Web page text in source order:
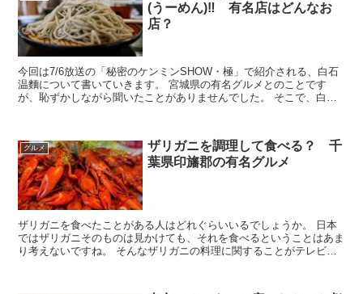
(うーめん)‼ 有名店はどんなお
店？
今回は7/6放送の「秘密のケンミンSHOW・極」で紹介される、白石
温麵について書いていきます。 宮城県の有名グルメとのことです
が、恥ずかしながら聞いたことがありませんでした。 そこで、白石
グルメ
ザリガニを調理して食べる？ 千
葉県印旛郡の有名グルメ
ザリガニを食べたことがある人はどれぐらいいるでしょうか。 日本
ではザリガニそのものは見かけても、それを食べるということはあま
り考えないですね。 そんなザリガニの料理に関することがテレビ番